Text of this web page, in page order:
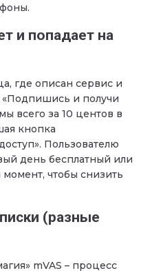
и попадает на
где описан сервис и
и получи
всего за 10 центов в
кнопка
Пользователю
день бесплатный или
чтобы снизить
(разные
mVAS – процесс